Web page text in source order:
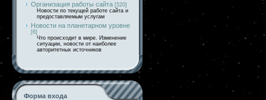
Организация работы сайта [520]
Новости по текущей работе сайта и
предоставляемым услугам
Новости на планетарном уровне
[6]
Что происходит в мире. Изменение
ситуации, новости от наиболее
авторитетных источников
Форма входа